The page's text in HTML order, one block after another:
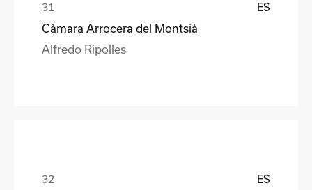
ES
Càmara Arrocera del Montsià
Alfredo Ripolles
ES